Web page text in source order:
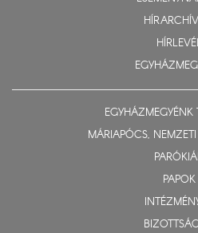
EGYHÁZMEGYÉNK
MÁRIAPÓCS,
PAPOK